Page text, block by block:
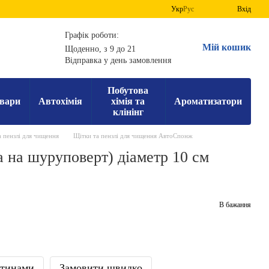
УкрРус Вхід
Графік роботи:
Щоденно, з 9 до 21
Відправка у день замовлення
Мій кошик
Автохімія
Побутова
хімія та
клінінг
Ароматизатори
пензлі для чищення Щітки та пензлі для чищення АвтоСпонж
на шуруповерт) діаметр 10 см
В бажання